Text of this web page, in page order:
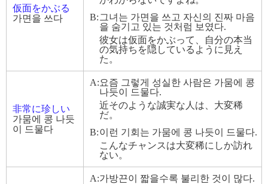
仮面をかぶる
가면을 쓰다
B: 그녀는 가면을 쓰고 자신의 진짜 마음
을 숨기고 있는 것처럼 보였다.
彼女は仮面をかぶって、自分の本当
の気持ちを隠しているように見え
た。
非常に珍しい
가뭄에 콩 나듯
이 드물다
A:요즘 그렇게 성실한 사람은 가뭄에 콩
나듯이 드물다.
近そのような誠実な人は、大変稀
だ。
B:이런 기회는 가뭄에 콩 나듯이 드물다.
こんなチャンスは大変稀にしか訪れ
ない。
A:가방끈이 짧을수록 불리한 것이 많다.